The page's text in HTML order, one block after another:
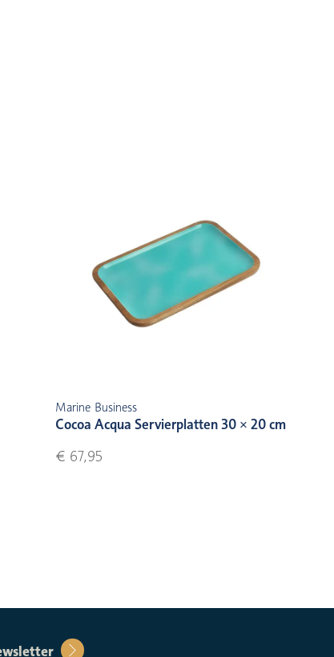
Marine Business
Cocoa Acqua Servierplatten 30 × 20 cm
€ 67,95